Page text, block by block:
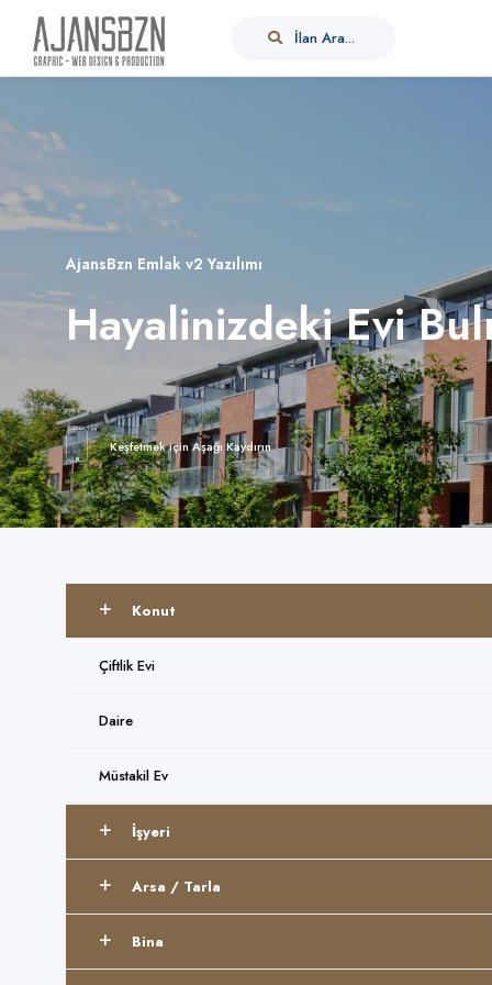
İlan Ara...
AjansBzn Emlak v2 Yazılımı
Hayalinizdeki Evi
Keşfetmek için Aşağı Kaydırın
Konut
Çiftlik Evi
Daire
Müstakil Ev
İşyeri
Arsa / Tarla
Bina